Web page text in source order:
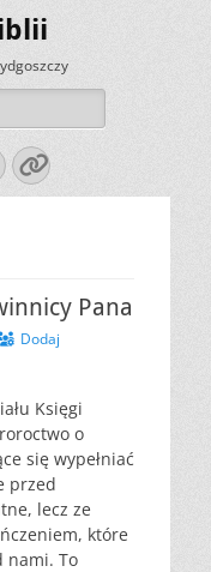
Link
Pana
Dodaj
Księgi
o
się wypełniać
przed
lecz ze
które
nami. To